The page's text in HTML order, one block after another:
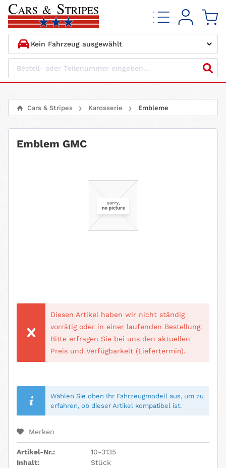
1. HERSTELLER
4. MOTORTYP
Cars & Stripes Karosserie Embleme
Emblem GMC
Diesen Artikel haben wir nicht ständig
vorrätig oder in einer laufenden Bestellung.
Bitte erfragen Sie bei uns den aktuellen
Preis und Verfügbarkeit (Liefertermin).
Wählen Sie oben Ihr Fahrzeugmodell aus, um zu
erfahren, ob dieser Artikel kompatibel ist.
Merken
Artikel-Nr.:
10-3135
Inhalt:
Stück